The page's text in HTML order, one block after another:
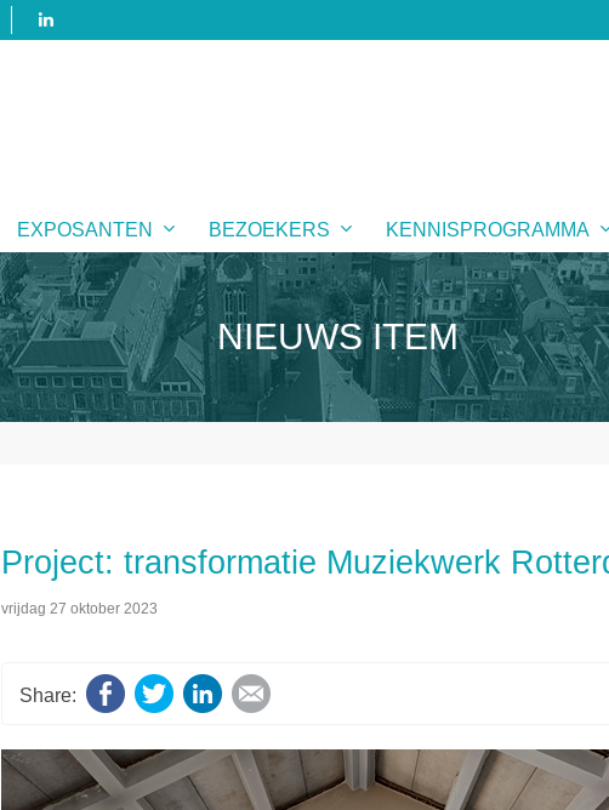
EXPOSANTEN BEZOEKERS KENNISPROGRAMMA
NIEUWS ITEM
Project: transformatie Muziekwerk
vrijdag 27 oktober 2023
Facebook
TwitterLinkedInE-mail